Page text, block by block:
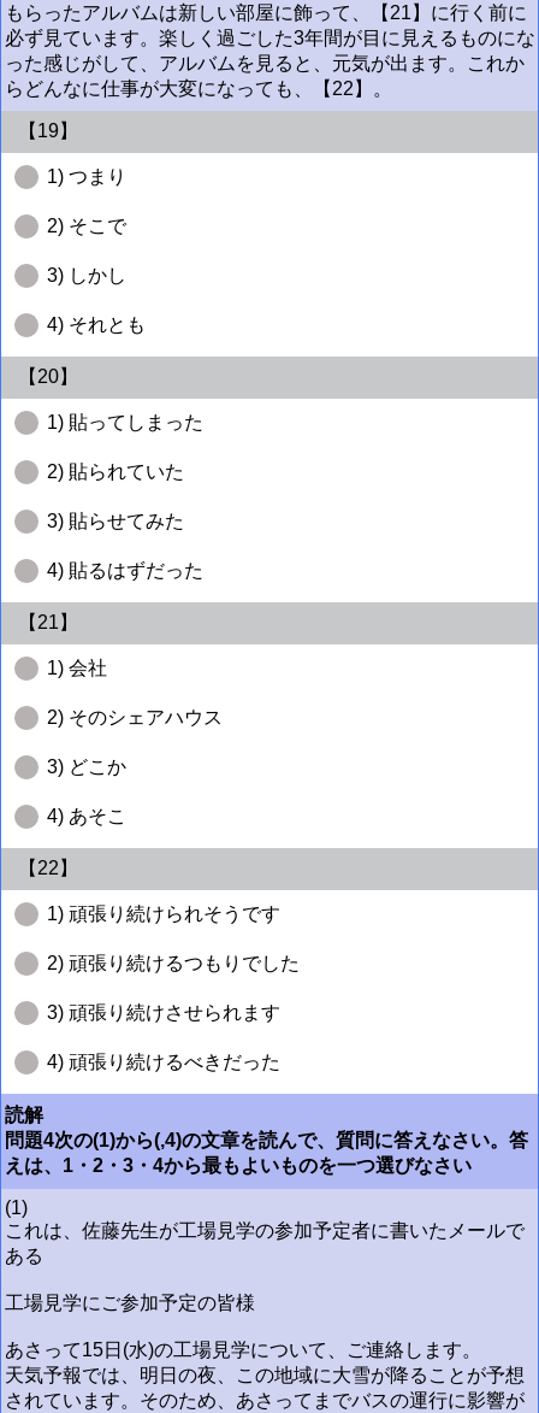
もらったアルバムは新しい部屋に飾って、【21】に行く前に
必ず見ています。楽しく過ごした3年間が目に見えるものにな
った感じがして、アルバムを見ると、元気が出ます。これか
らどんなに仕事が大変になっても、【22】。
【19】
1) つまり
2) そこで
3) しかし
4) それとも
【20】
1) 貼ってしまった
2) 貼られていた
3) 貼らせてみた
4) 貼るはずだった
【21】
1) 会社
2) そのシェアハウス
3) どこか
4) あそこ
【22】
1) 頑張り続けられそうです
2) 頑張り続けるつもりでした
3) 頑張り続けさせられます
4) 頑張り続けるべきだった
読解
問題4次の(1)から(,4)の文章を読んで、質問に答えなさい。答
えは、1・2・3・4から最もよいものを一つ選びなさい
(1)
これは、佐藤先生が工場見学の参加予定者に書いたメールで
ある
工場見学にご参加予定の皆様
あさって15日(水)の工場見学について、ご連絡します。
天気予報では、明日の夜、この地域に大雪が降ることが予想
されています。そのため、あさってまでバスの運行に影響が